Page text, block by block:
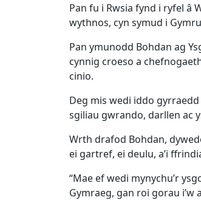
Pan fu i Rwsia fynd i ryfel â
wythnos, cyn symud i
Pan ymunodd Bohdan ag
cynnig croeso a
cinio.
Deg mis wedi iddo
sgiliau gwrando, darllen ac
Wrth drafod Bohdan,
ei gartref, ei deulu, a’i
“Mae ef wedi mynychu’r
Gymraeg, gan roi gorau